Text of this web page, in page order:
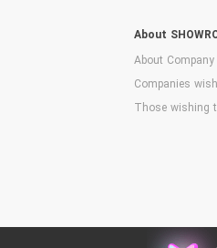
About
About Company
Companies
Those wishing